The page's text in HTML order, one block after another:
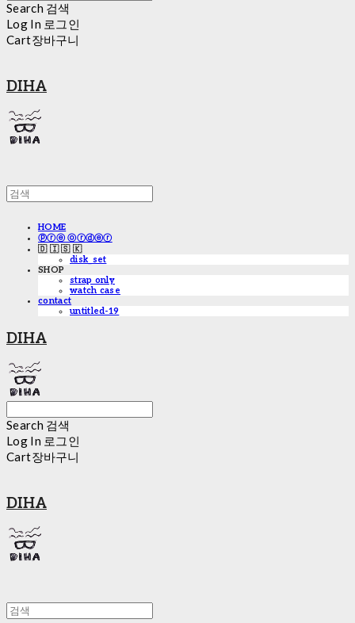
Search 검색
Log In 로그인
Cart장바구니
DIHA
HOME
ⓟⓡⓔ ⓞⓡⓓⓔⓡ
🇩 🇮 🇸 🇰
disk_set
SHOP
strap only
watch case
contact
untitled-19
DIHA
Search 검색
Log In 로그인
Cart장바구니
DIHA